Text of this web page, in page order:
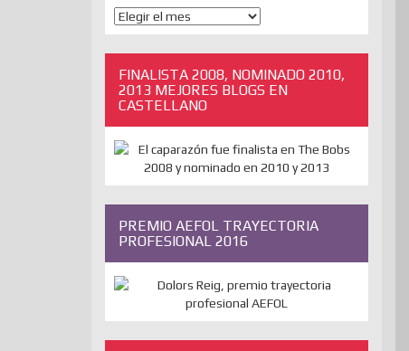
ENTRADAS
ANTERIORES
FINALISTA 2008, NOMINADO 2010,
2013 MEJORES BLOGS EN
CASTELLANO
PREMIO AEFOL TRAYECTORIA
PROFESIONAL 2016